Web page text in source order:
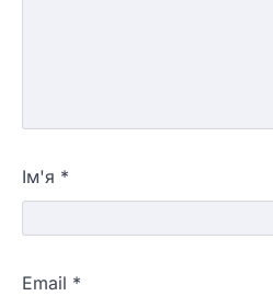
Ім'я *
Email *